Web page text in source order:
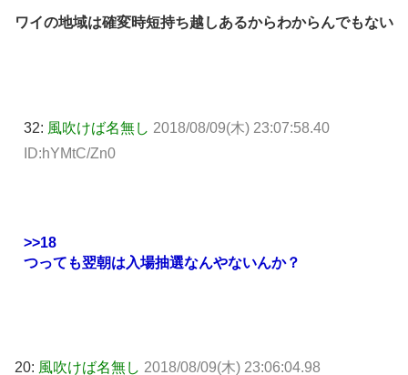
ワイの地域は確変時短持ち越しあるからわからんでもない
32: 風吹けば名無し 2018/08/09(木) 23:07:58.40
ID:hYMtC/Zn0
>>18
つっても翌朝は入場抽選なんやないんか？
20: 風吹けば名無し 2018/08/09(木) 23:06:04.98